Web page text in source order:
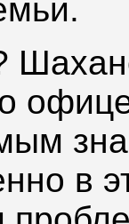
в